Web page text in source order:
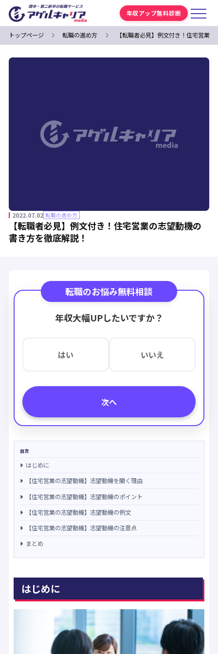
年収アップ無料診断
トップページ 転職の進め方 【転職者必見】例文付き！住宅営業
2022.07.02 転職の進め方
【転職者必見】例文付き！住宅営業の志望動機の
書き方を徹底解説！
転職のお悩み無料相談
年収大幅UPしたいですか？
はい いいえ
次へ
目次
はじめに
【住宅営業の志望動機】志望動機を聞く理由
【住宅営業の志望動機】志望動機のポイント
【住宅営業の志望動機】志望動機の例文
【住宅営業の志望動機】志望動機の注意点
まとめ
はじめに